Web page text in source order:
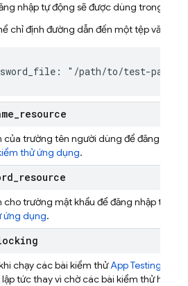
nhập tự động sẽ được dùng trong các
chỉ định đường dẫn đến một tệp văn
"/path/to/test-
_resource
của trường tên người dùng để đăng
thử ứng dụng.
_resource
cho trường mật khẩu để đăng nhập tự
ứng dụng.
chạy các bài kiểm thửApp Testing
tức thay vì chờ các bài kiểm thử hoàn